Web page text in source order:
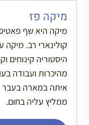
מיקה פז
מיקה היא שף
קולינארי רב.
היסטוריה קינוחים
מהיכרות ועבודה
איתה במארה בעבר
ממליץ עליה בחום.